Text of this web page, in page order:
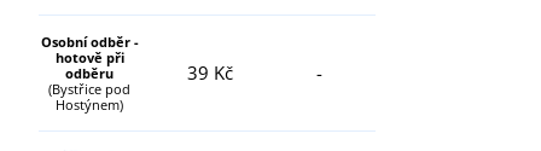
Osobní odběr -
hotově při
odběru
(Bystřice pod
Hostýnem)
39 Kč -